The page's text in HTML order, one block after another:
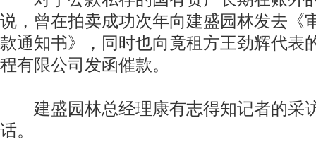
说，曾在拍卖成功次年向建盛园林发去《
款通知书》，同时也向竟租方王劲辉代表
程有限公司发函催款。
建盛园林总经理康有志得知记者的采
话。